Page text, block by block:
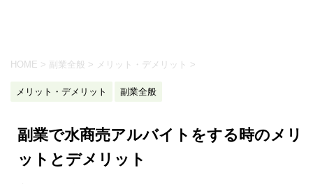
HOME > 副業全般 > メリット・デメリット >
メリット・デメリット 副業全般
副業で水商売アルバイトをする時のメリ
ットとデメリット